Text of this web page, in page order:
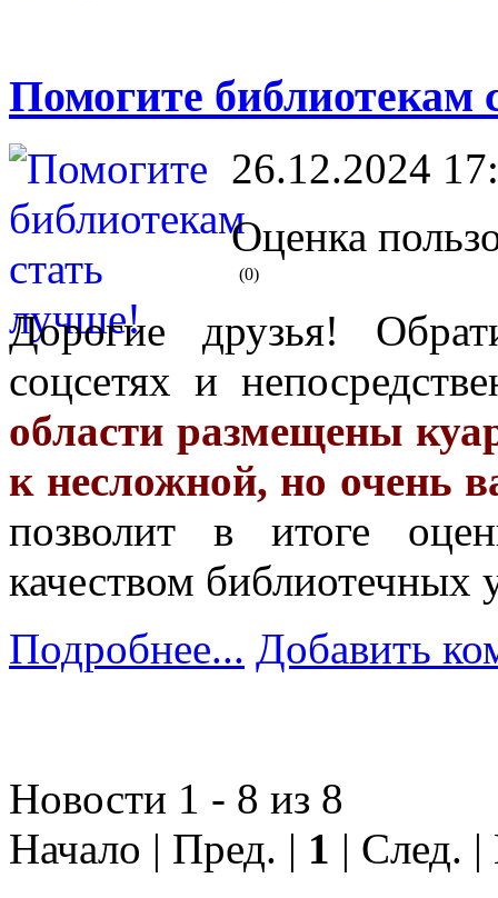
Помогите библиотекам
26.12.2024
Оценка
(0)
Дорогие друзья!
соцсетях и
области размещены
к несложной, но очень
позволит в итоге
качеством библиотечных
Подробнее... Добавить
Новости 1 - 8 из 8
Начало | Пред. | 1 | След.